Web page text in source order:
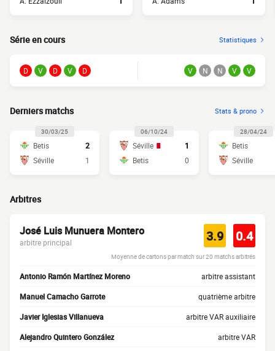
Série en cours Statistiques
D V D V D V N N V V
Derniers matchs Stats & prono
30/03/25
Betis
2
Séville
1
06/10/24
Séville
1
Betis
0
28/04/24
Betis
Séville
Arbitres
José Luis Munuera Montero
arbitre principal 3.9 0.4
Moyenne de cartons par match sur 20 matchs arbitrés
Antonio Ramón Martínez Moreno arbitre assistant
Manuel Camacho Garrote quatrième arbitre
Javier Iglesias Villanueva arbitre VAR auxiliaire
Alejandro Quintero González arbitre VAR